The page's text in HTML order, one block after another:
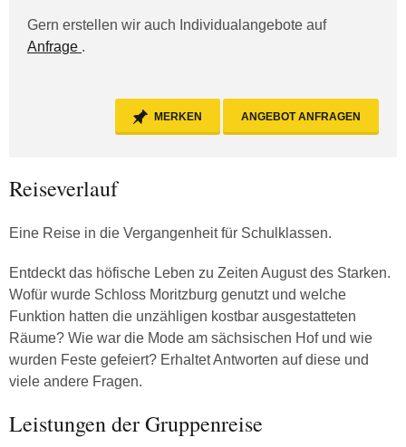
Gern erstellen wir auch Individualangebote auf
Anfrage .
MERKEN ANGEBOT ANFRAGEN
Reiseverlauf
Eine Reise in die Vergangenheit für Schulklassen.
Entdeckt das höfische Leben zu Zeiten August des Starken.
Wofür wurde Schloss Moritzburg genutzt und welche
Funktion hatten die unzähligen kostbar ausgestatteten
Räume? Wie war die Mode am sächsischen Hof und wie
wurden Feste gefeiert? Erhaltet Antworten auf diese und
viele andere Fragen.
Leistungen der Gruppenreise